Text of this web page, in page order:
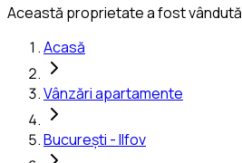
Această proprietate a fost vândută
Acasă
Vânzări apartamente
București - Ilfov